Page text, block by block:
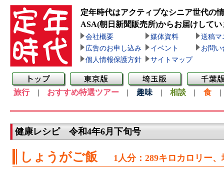
定年時代はアクティブなシニア世代の
ASA(朝日新聞販売所)からお届けしてい
会社概要 媒体資料
送稿マ
広告のお申し込み
イベント
お問い
個人情報保護方針
サイトマップ
旅行| おすすめ特選ツアー | 趣味 | 相談 | 食
健康レシピ 令和4年6月下旬号
しょうがご飯 1人分：289キロカロリー